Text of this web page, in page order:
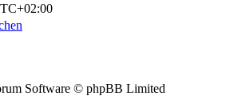
Software © phpBB Limited